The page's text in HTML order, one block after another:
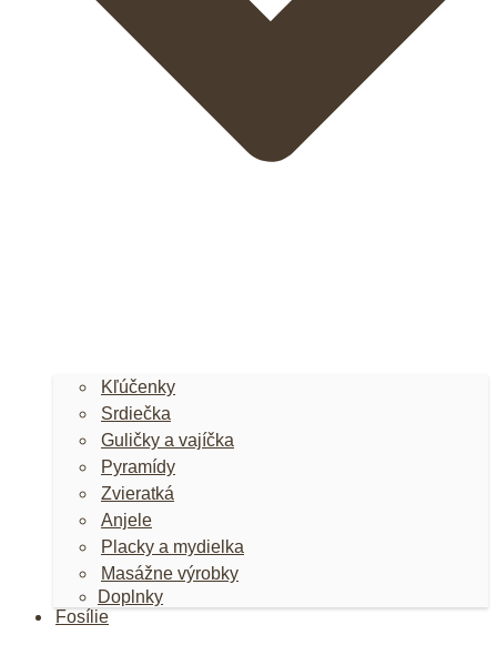
Kľúčenky
Srdiečka
Guličky a vajíčka
Pyramídy
Zvieratká
Anjele
Placky a mydielka
Masážne výrobky
Doplnky
Fosílie